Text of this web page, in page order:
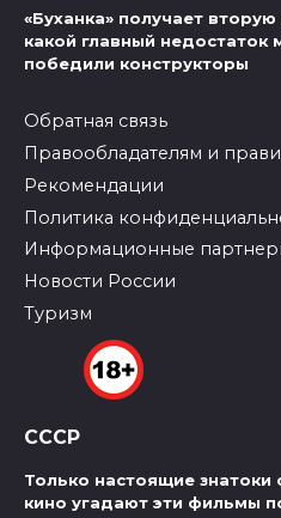
«Буханка» получает вторую
какой главный недостаток
победили конструкторы
Обратная связь
Правообладателям и
Рекомендации
Политика
Информационные
Новости России
Туризм
СССР
Только настоящие знатоки
кино угадают эти фильмы